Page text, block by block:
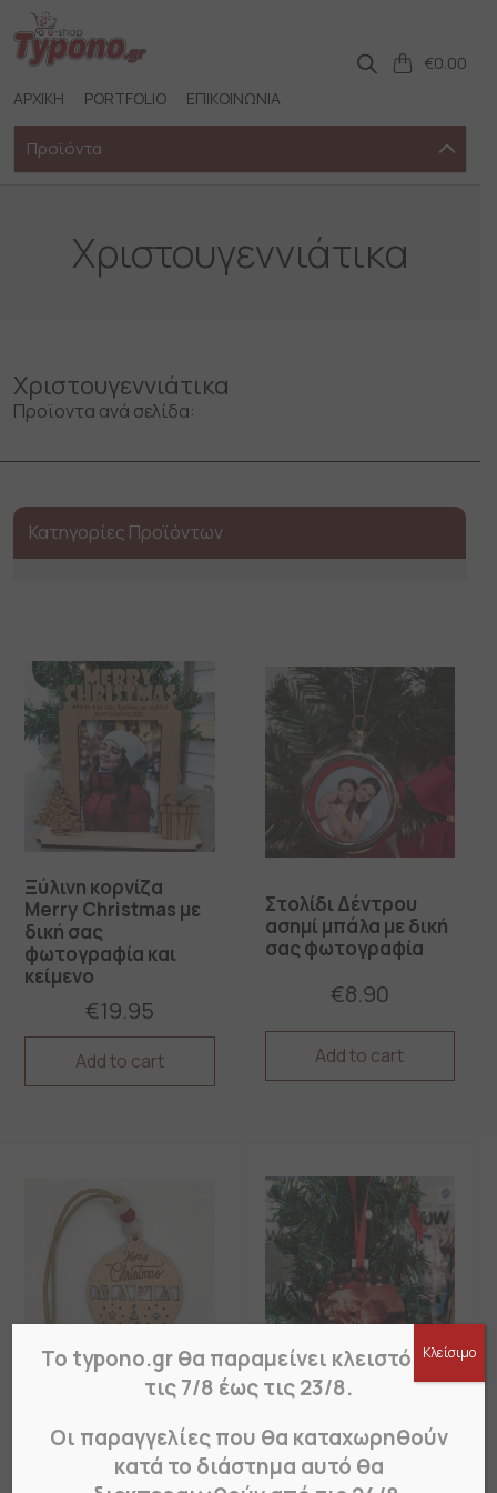
Skip
to
content
ΑΡΧΙΚΗ PORTFOLIO ΕΠΙΚΟΙΝΩΝΙΑ
€0.00
Προϊόντα
Χριστουγεννιάτικα
Χριστουγεννιάτικα
Προϊοντα ανά σελίδα:
Κατηγορίες Προϊόντων
Ξύλινη κορνίζα
Merry Christmas με
δική σας
φωτογραφία και
κείμενο
€19.95
Add to cart
Στολίδι Δέντρου
ασημί μπάλα με δική
σας φωτογραφία
€8.90
Add to cart
Ξύλινο με Όνομα
στρογγυλό με δική
σας φωτογραφία
Το typono.gr θα παραμείνει κλειστό από
τις 7/8 έως τις 23/8.
Οι παραγγελίες που θα καταχωρηθούν
κατά το διάστημα αυτό θα
Κλείσιμο